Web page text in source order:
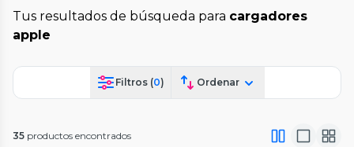
Tus resultados de búsqueda para cargadores
apple
Filtros (0) Ordenar
35 productos encontrados